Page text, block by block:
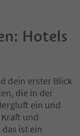
Hotels
dein erster Blick
die in der
ein und
und
ist ein